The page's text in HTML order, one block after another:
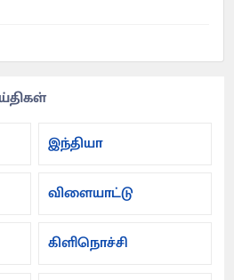
இந்தியா
விளையாட்டு
கிளிநொச்சி